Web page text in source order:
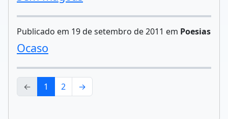
Publicado em 19 de setembro de 2011 em Poesias
Ocaso
← 1 2 →